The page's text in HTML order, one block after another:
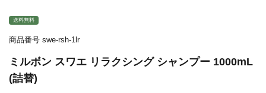
送料無料
商品番号 swe-rsh-1lr
ミルボン スワエ リラクシング シャンプー 1000mL
(詰替)